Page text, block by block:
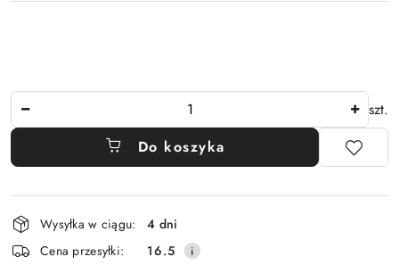
szt.
Do koszyka
Dostępność
i
dostawa
Wysyłka w ciągu:
4 dni
Cena przesyłki:
16.5